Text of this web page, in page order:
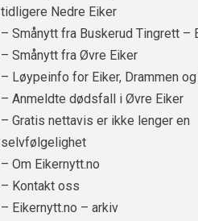
tidligere Nedre Eiker
– Smånytt fra Buskerud Tingrett –
– Smånytt fra Øvre Eiker
– Løypeinfo for Eiker, Drammen
– Anmeldte dødsfall i Øvre Eiker
– Gratis nettavis er ikke lenger en
selvfølgelighet
– Om Eikernytt.no
– Kontakt oss
– Eikernytt.no – arkiv